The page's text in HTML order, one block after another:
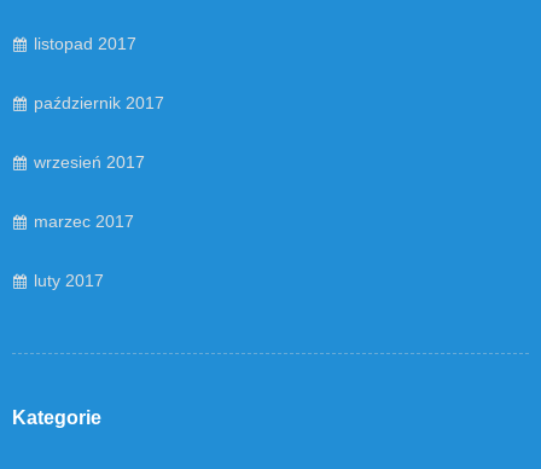
listopad 2017
październik 2017
wrzesień 2017
marzec 2017
luty 2017
Kategorie